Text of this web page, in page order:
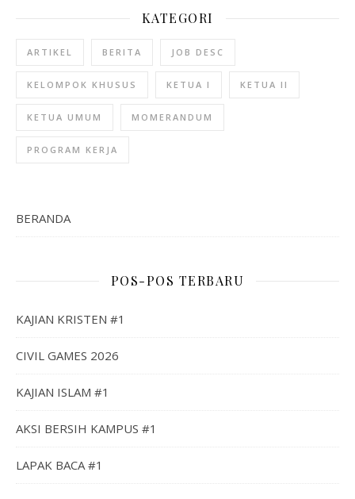
KATEGORI
ARTIKEL BERITA JOB DESC
KELOMPOK KHUSUS KETUA I KETUA II
KETUA UMUM MOMERANDUM
PROGRAM KERJA
BERANDA
POS-POS TERBARU
KAJIAN KRISTEN #1
CIVIL GAMES 2026
KAJIAN ISLAM #1
AKSI BERSIH KAMPUS #1
LAPAK BACA #1